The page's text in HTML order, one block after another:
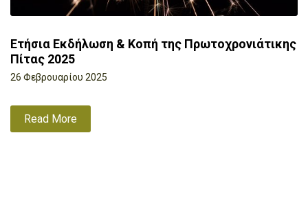
Ετήσια Εκδήλωση & Κοπή της Πρωτοχρονιάτικης
Πίτας 2025
26 Φεβρουαρίου 2025
Read More